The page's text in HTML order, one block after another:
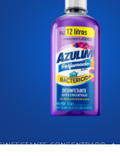
CONCENTRADO ✦